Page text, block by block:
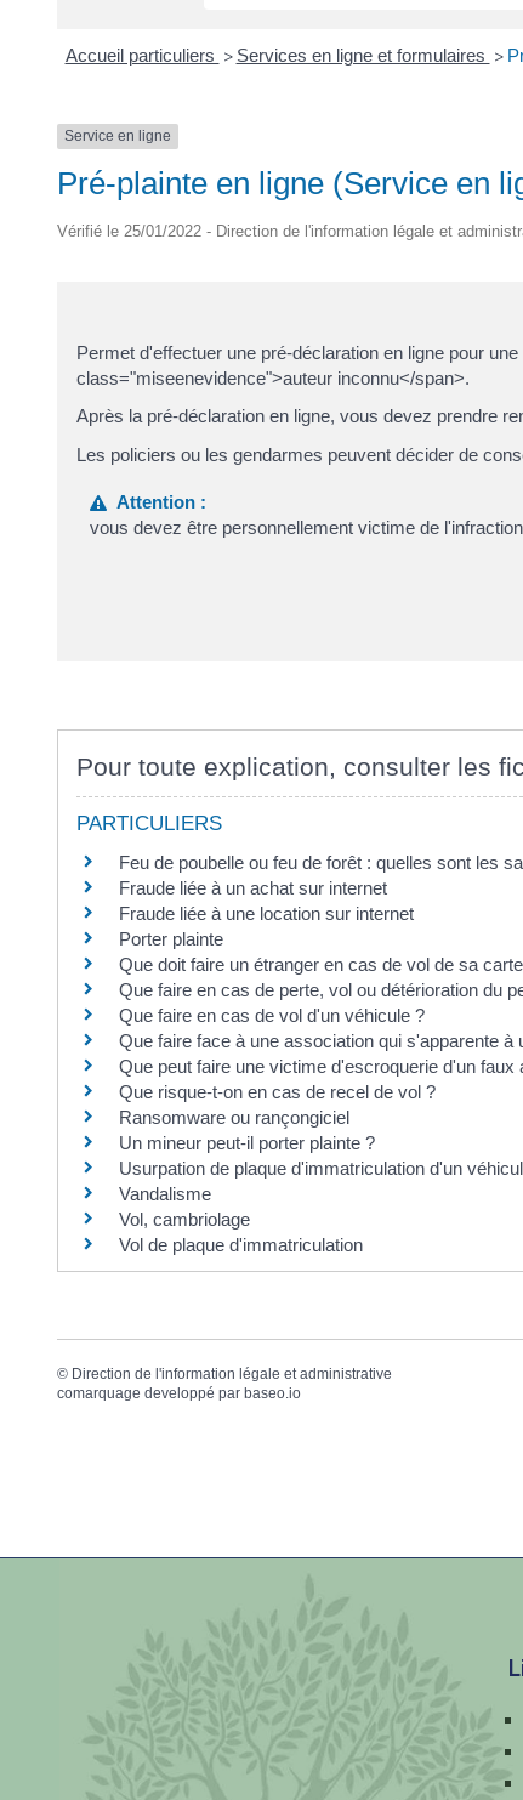
Accueil particuliers > Services en ligne et formulaires >
Service en ligne
Pré-plainte en ligne (Service en
Vérifié le 25/01/2022 - Direction de l'information légale et
Permet d'effectuer une pré-déclaration en ligne pour
class="miseenevidence">auteur inconnu</span>.
Après la pré-déclaration en ligne, vous devez prendre
Les policiers ou les gendarmes peuvent décider de
Attention :
vous devez être personnellement victime de
Pour toute explication, consulter les
PARTICULIERS
Feu de poubelle ou feu de forêt : quelles sont les
Fraude liée à un achat sur internet
Fraude liée à une location sur internet
Porter plainte
Que doit faire un étranger en cas de vol de sa
Que faire en cas de perte, vol ou détérioration du
Que faire en cas de vol d'un véhicule ?
Que faire face à une association qui s'apparente à
Que peut faire une victime d'escroquerie d'un faux
Que risque-t-on en cas de recel de vol ?
Ransomware ou rançongiciel
Un mineur peut-il porter plainte ?
Usurpation de plaque d'immatriculation d'un
Vandalisme
Vol, cambriolage
Vol de plaque d'immatriculation
© Direction de l'information légale et administrative
comarquage developpé par baseo.io